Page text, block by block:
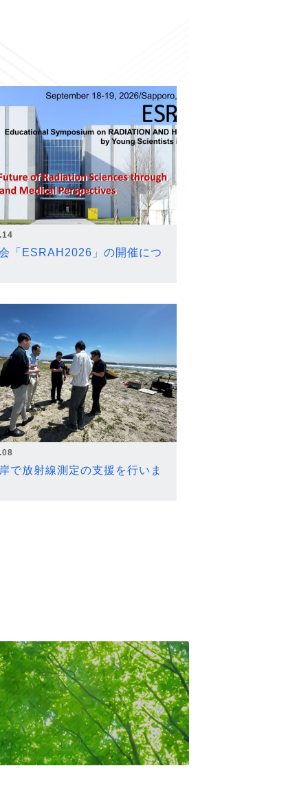
「ESRAH2026」の開催につ
で放射線測定の支援を行いま